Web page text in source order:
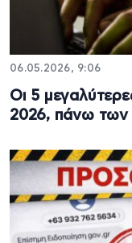
06.05.2026, 9:06
Οι 5
2026, πάνω των